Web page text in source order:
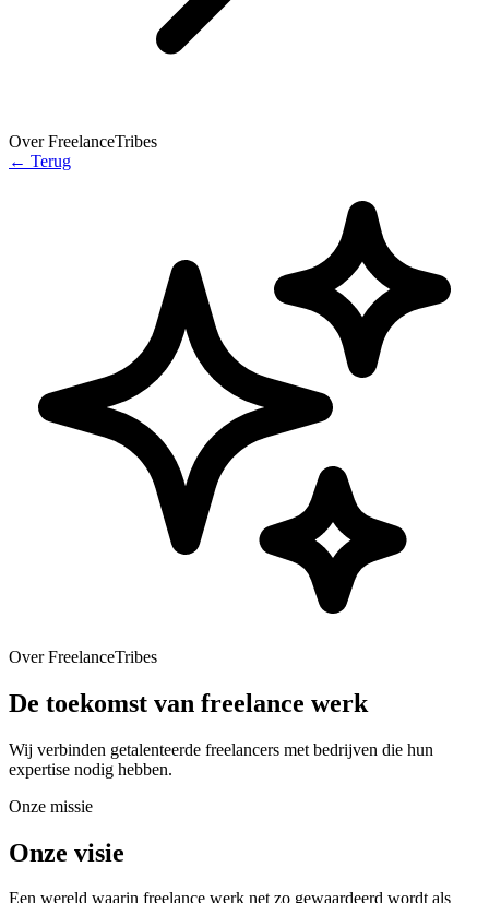
Over FreelanceTribes
← Terug
Over FreelanceTribes
De toekomst van freelance werk
Wij verbinden getalenteerde freelancers met bedrijven die hun
expertise nodig hebben.
Onze missie
Onze visie
Een wereld waarin freelance werk net zo gewaardeerd wordt als